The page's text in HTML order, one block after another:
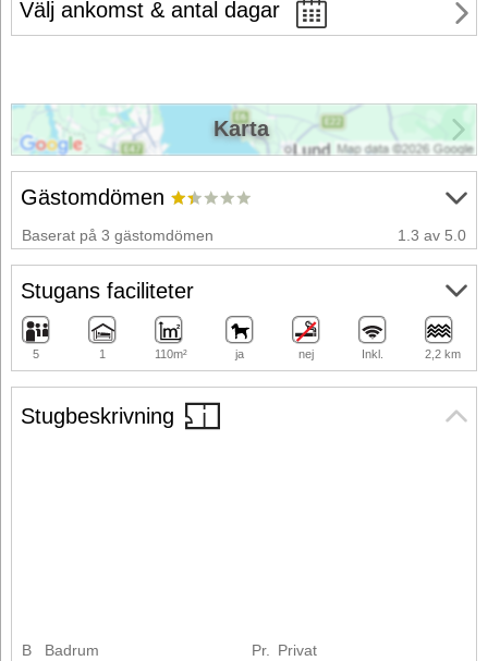
Välj ankomst & antal dagar
Stugbeskrivning
B
Badrum
Pr.
Privat
Gästomdömen
Baserat på 3 gästomdömen 1.3 av 5.0
Stugans faciliteter
5 1 110m² ja nej Inkl. 2,2 km
Karta